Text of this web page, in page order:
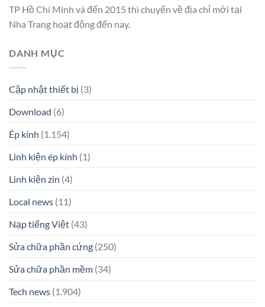
TP Hồ Chí Minh và đến 2015 thì chuyển về địa chỉ mới tại
Nha Trang hoạt động đến nay.
DANH MỤC
Cập nhật thiết bị (3)
Download (6)
Ép kính (1.154)
Linh kiện ép kính (1)
Linh kiện zin (4)
Local news (11)
Nạp tiếng Việt (43)
Sửa chữa phần cứng (250)
Sửa chữa phần mềm (34)
Tech news (1.904)